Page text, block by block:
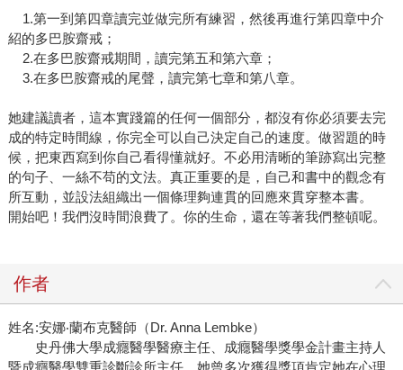
1.第一到第四章讀完並做完所有練習，然後再進行第四章中介
紹的多巴胺齋戒；
2.在多巴胺齋戒期間，讀完第五和第六章；
3.在多巴胺齋戒的尾聲，讀完第七章和第八章。
她建議讀者，這本實踐篇的任何一個部分，都沒有你必須要去完
成的特定時間線，你完全可以自己決定自己的速度。做習題的時
候，把東西寫到你自己看得懂就好。不必用清晰的筆跡寫出完整
的句子、一絲不苟的文法。真正重要的是，自己和書中的觀念有
所互動，並設法組織出一個條理夠連貫的回應來貫穿整本書。
開始吧！我們沒時間浪費了。你的生命，還在等著我們整頓呢。
作者
姓名:安娜‧蘭布克醫師（Dr. Anna Lembke）
史丹佛大學成癮醫學醫療主任、成癮醫學獎學金計畫主持人